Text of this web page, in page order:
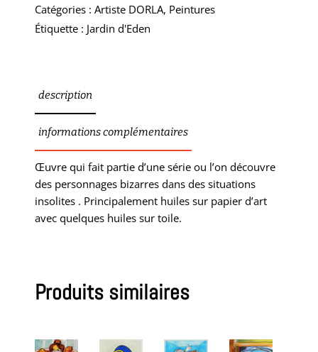
Catégories : Artiste DORLA, Peintures
Étiquette : Jardin d'Eden
description
informations complémentaires
Œuvre qui fait partie d’une série ou l’on découvre
des personnages bizarres dans des situations
insolites . Principalement huiles sur papier d’art
avec quelques huiles sur toile.
Produits similaires